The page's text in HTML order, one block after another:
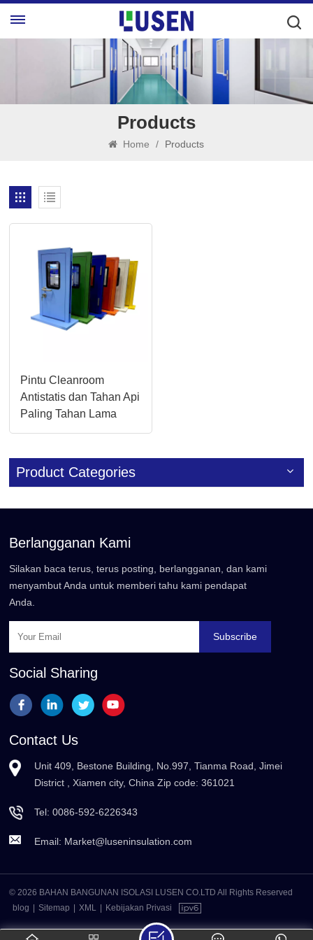
Products
Home / Products
Pintu Cleanroom
Antistatis dan Tahan Api
Paling Tahan Lama
dengan Panel Kaca
Product Categories
Berlangganan Kami
Silakan baca terus, terus posting, berlangganan, dan kami
menyambut Anda untuk memberi tahu kami pendapat
Anda.
Subscribe
Social Sharing
Contact Us
Unit 409, Bestone Building, No.997, Tianma Road, Jimei
District , Xiamen city, China Zip code: 361021
Tel:0086-592-6226343
Email: Market@luseninsulation.com
© 2026 BAHAN BANGUNAN ISOLASI LUSEN CO.LTD All Rights Reserved
blog
Sitemap XML Kebijakan Privasi